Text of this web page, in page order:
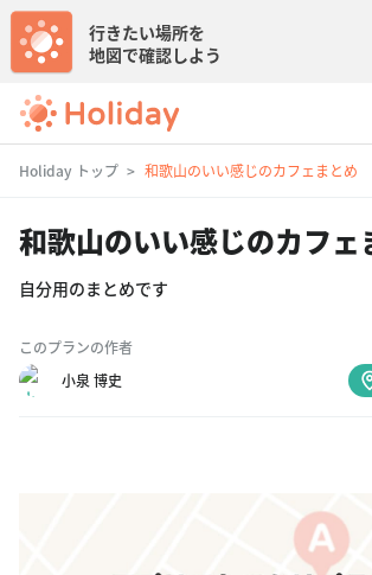
行きたい場所を
地図で確認しよう
Holiday トップ 和歌山のいい感じのカフェまとめ
和歌山のいい感じのカフェ
自分用のまとめです
このプランの作者
小泉 博史